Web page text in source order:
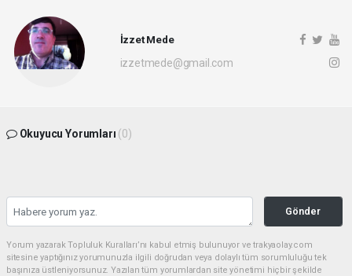
İzzet Mede
izzetmede@gmail.com
Okuyucu Yorumları (0)
Gönder
Yorum yazarak Topluluk Kuralları’nı kabul etmiş bulunuyor ve trakyaolay.com
sitesine yaptığınız yorumunuzla ilgili doğrudan veya dolaylı tüm sorumluluğu tek
başınıza üstleniyorsunuz. Yazılan tüm yorumlardan site yönetimi hiçbir şekilde